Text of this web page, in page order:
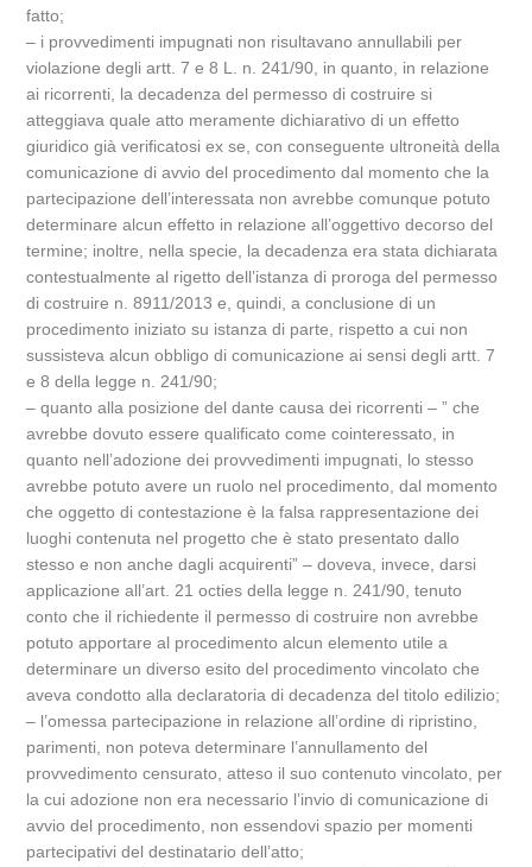
fatto;
– i provvedimenti impugnati non risultavano annullabili per
violazione degli artt. 7 e 8 L. n. 241/90, in quanto, in relazione
ai ricorrenti, la decadenza del permesso di costruire si
atteggiava quale atto meramente dichiarativo di un effetto
giuridico già verificatosi ex se, con conseguente ultroneità della
comunicazione di avvio del procedimento dal momento che la
partecipazione dell’interessata non avrebbe comunque potuto
determinare alcun effetto in relazione all’oggettivo decorso del
termine; inoltre, nella specie, la decadenza era stata dichiarata
contestualmente al rigetto dell’istanza di proroga del permesso
di costruire n. 8911/2013 e, quindi, a conclusione di un
procedimento iniziato su istanza di parte, rispetto a cui non
sussisteva alcun obbligo di comunicazione ai sensi degli artt. 7
e 8 della legge n. 241/90;
– quanto alla posizione del dante causa dei ricorrenti – ” che
avrebbe dovuto essere qualificato come cointeressato, in
quanto nell’adozione dei provvedimenti impugnati, lo stesso
avrebbe potuto avere un ruolo nel procedimento, dal momento
che oggetto di contestazione è la falsa rappresentazione dei
luoghi contenuta nel progetto che è stato presentato dallo
stesso e non anche dagli acquirenti” – doveva, invece, darsi
applicazione all’art. 21 octies della legge n. 241/90, tenuto
conto che il richiedente il permesso di costruire non avrebbe
potuto apportare al procedimento alcun elemento utile a
determinare un diverso esito del procedimento vincolato che
aveva condotto alla declaratoria di decadenza del titolo edilizio;
– l’omessa partecipazione in relazione all’ordine di ripristino,
parimenti, non poteva determinare l’annullamento del
provvedimento censurato, atteso il suo contenuto vincolato, per
la cui adozione non era necessario l’invio di comunicazione di
avvio del procedimento, non essendovi spazio per momenti
partecipativi del destinatario dell’atto;